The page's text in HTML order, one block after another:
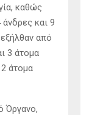
καθώς
και 9
από
3 άτομα
άτομα
Όργανο,